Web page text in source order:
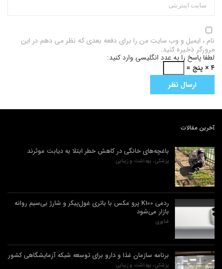
نام ، ایمیل و وب سایت من را برای دفعه بعدی که نظر می دهم در این
مرورگر ذخیره کنید.
لطفا پاسخ را به عدد انگلیسی وارد کنید:
۴ × پنج =
آخرین مقالات
باغچه‌های خانگی در کاهش خطر ابتلا به دیابت موثرند
پزشکی، بهداشت و زیبایی
ردمی K100 پرو مکس با باتری غول‌پیکر و شارژ بی‌سیم روانه
بازار می‌شود
فناوری
برنامه سازمان غذا و دارو برای توسعه شبکه آزمایشگاهی کشور
پزشکی، بهداشت و زیبایی